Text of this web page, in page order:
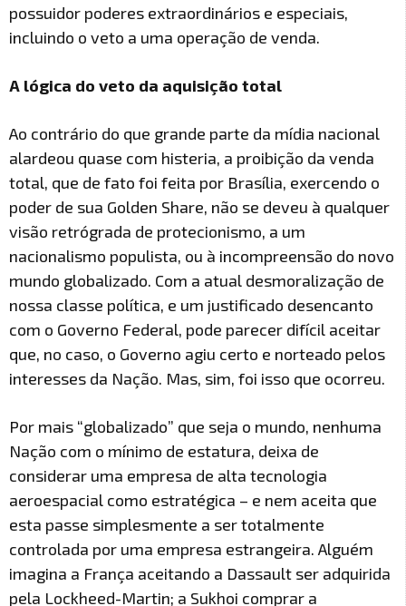
possuidor poderes extraordinários e especiais,
incluindo o veto a uma operação de venda.
A lógica do veto da aquisição total
Ao contrário do que grande parte da mídia nacional
alardeou quase com histeria, a proibição da venda
total, que de fato foi feita por Brasília, exercendo o
poder de sua Golden Share, não se deveu à qualquer
visão retrógrada de protecionismo, a um
nacionalismo populista, ou à incompreensão do novo
mundo globalizado. Com a atual desmoralização de
nossa classe política, e um justificado desencanto
com o Governo Federal, pode parecer difícil aceitar
que, no caso, o Governo agiu certo e norteado pelos
interesses da Nação. Mas, sim, foi isso que ocorreu.
Por mais “globalizado” que seja o mundo, nenhuma
Nação com o mínimo de estatura, deixa de
considerar uma empresa de alta tecnologia
aeroespacial como estratégica – e nem aceita que
esta passe simplesmente a ser totalmente
controlada por uma empresa estrangeira. Alguém
imagina a França aceitando a Dassault ser adquirida
pela Lockheed-Martin; a Sukhoi comprar a